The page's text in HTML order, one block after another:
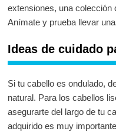
extensiones, una colección
Anímate y prueba llevar
Ideas de cuidado
Si tu cabello es ondulado,
natural. Para los cabellos
asegurarte del largo de tu
adquirido es muy